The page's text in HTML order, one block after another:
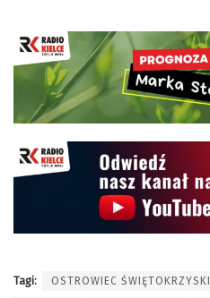
Tagi: OSTROWIEC ŚWIĘTOKRZYSKI